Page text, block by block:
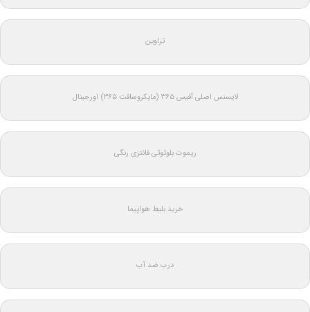
تراوین
لایسنس اصلی آفیس ۳۶۵ (مایکروسافت ۳۶۵) اورجینال
ریموت بلوتوثی فانتزی رنگی
خرید بلیط هواپیما
درب ضد آب